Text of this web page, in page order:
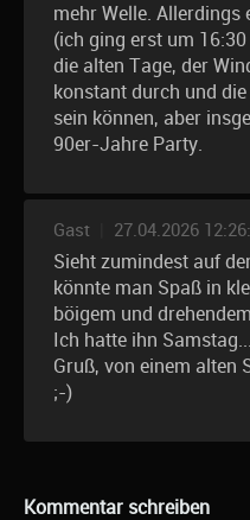
mehr Welle. Allerdings
(ich ging erst um
die alten Tage, der
konstant durch und
sein können, aber
90er-Jahre Party.
Gast 27.04.2026
Sieht zumindest auf
könnte man Spaß in
böigem und
Ich hatte ihn
Gruß, von einem alten
;-)
Kommentar schreiben